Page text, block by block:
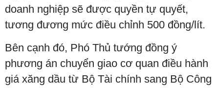
doanh nghiệp sẽ được quyền tự quyết,
tương đương mức điều chỉnh 500 đồng/lít.
Bên cạnh đó, Phó Thủ tướng đồng ý
phương án chuyển giao cơ quan điều hành
giá xăng dầu từ Bộ Tài chính sang Bộ Công